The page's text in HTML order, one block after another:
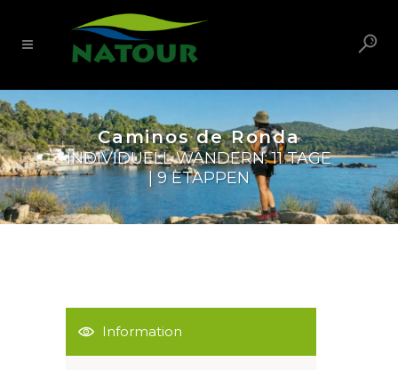
Caminos de Ronda
INDIVIDUELL WANDERN: 11 TAGE
| 9 ETAPPEN
Information